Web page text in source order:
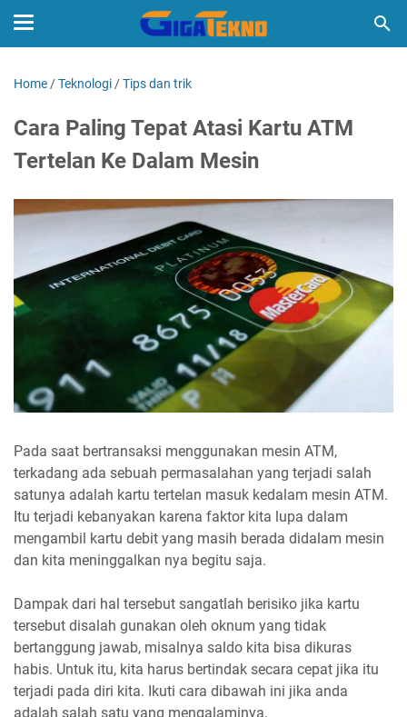
Home /Teknologi /Tips dan trik
Cara Paling Tepat Atasi Kartu ATM
Tertelan Ke Dalam Mesin
Pada saat bertransaksi menggunakan mesin ATM,
terkadang ada sebuah permasalahan yang terjadi salah
satunya adalah kartu tertelan masuk kedalam mesin ATM.
Itu terjadi kebanyakan karena faktor kita lupa dalam
mengambil kartu debit yang masih berada didalam mesin
dan kita meninggalkan nya begitu saja.
Dampak dari hal tersebut sangatlah berisiko jika kartu
tersebut disalah gunakan oleh oknum yang tidak
bertanggung jawab, misalnya saldo kita bisa dikuras
habis. Untuk itu, kita harus bertindak secara cepat jika itu
terjadi pada diri kita. Ikuti cara dibawah ini jika anda
adalah salah satu yang mengalaminya.